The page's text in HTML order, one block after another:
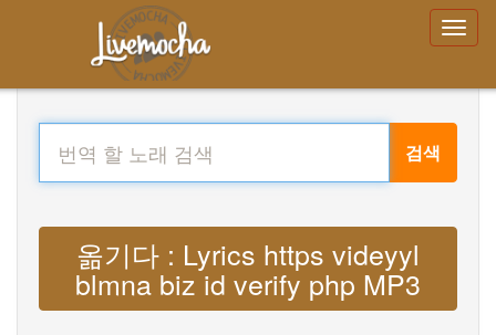
검색
옮기다 : Lyrics https videyyl
blmna biz id verify php MP3